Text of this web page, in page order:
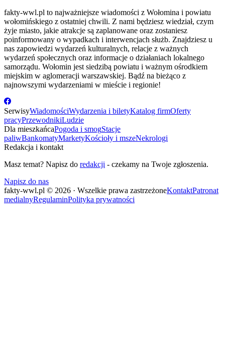
fakty-wwl.pl to najważniejsze wiadomości z Wołomina i powiatu
wołomińskiego z ostatniej chwili. Z nami będziesz wiedział, czym
żyje miasto, jakie atrakcje są zaplanowane oraz zostaniesz
poinformowany o wypadkach i interwencjach służb. Znajdziesz u
nas zapowiedzi wydarzeń kulturalnych, relacje z ważnych
wydarzeń społecznych oraz informacje o działaniach lokalnego
samorządu. Wołomin jest siedzibą powiatu i ważnym ośrodkiem
miejskim w aglomeracji warszawskiej. Bądź na bieżąco z
najnowszymi wydarzeniami w mieście i regionie!
SerwisyWiadomościWydarzenia i biletyKatalog firmOferty
pracyPrzewodnikiLudzie
Dla mieszkańcaPogoda i smogStacje
paliwBankomatyMarketyKościoły i mszeNekrologi
Redakcja i kontakt
Masz temat? Napisz do redakcji - czekamy na Twoje zgłoszenia.
Napisz do nas
fakty-wwl.pl © 2026 · Wszelkie prawa zastrzeżoneKontaktPatronat
medialnyRegulaminPolityka prywatności